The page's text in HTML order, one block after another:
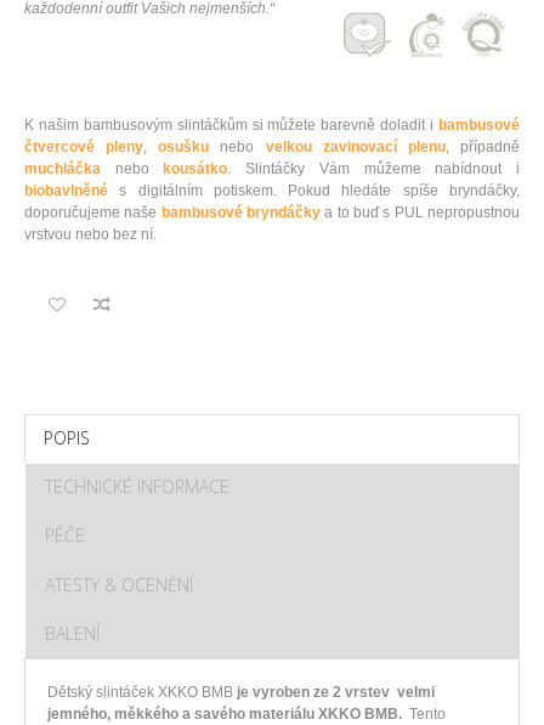
každodenní outfit Vašich nejmenších.“
K našim bambusovým slintáčkům si můžete barevně doladit i bambusové
čtvercové pleny,osušku nebo velkou zavinovací plenu, případně
muchláčka nebo kousátko. Slintáčky Vám můžeme nabídnout i
biobavlněné s digitálním potiskem. Pokud hledáte spíše bryndáčky,
doporučujeme naše bambusové bryndáčky a to buď s PUL nepropustnou
vrstvou nebo bez ní.
POPIS
TECHNICKÉ INFORMACE
PÉČE
ATESTY & OCENĚNÍ
BALENÍ
Dětský slintáček XKKO BMB je vyroben ze 2 vrstev velmi
jemného, měkkého a savého materiálu XKKO BMB. Tento